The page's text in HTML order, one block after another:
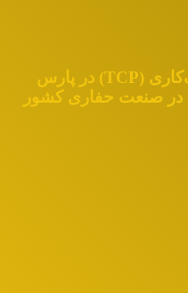
رکوردشکنی در عملیات مشبک‌کاری (TCP) در پارس
در صنعت حفاری کشور